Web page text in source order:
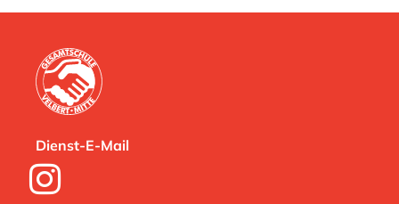
Dienst-E-Mail